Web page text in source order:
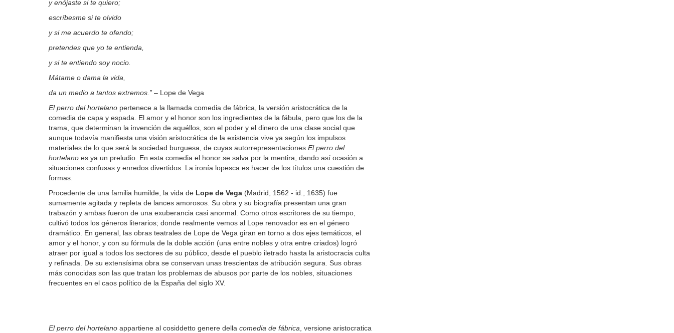
y enójaste si te quiero;
escríbesme si te olvido
y si me acuerdo te ofendo;
pretendes que yo te entienda,
y si te entiendo soy nocio.
Mátame o dama la vida,
da un medio a tantos extremos.” – Lope de Vega
El perro del hortelano pertenece a la llamada comedia de fábrica, la versión aristocrática de la
comedia de capa y espada. El amor y el honor son los ingredientes de la fábula, pero que los de la
trama, que determinan la invención de aquéllos, son el poder y el dinero de una clase social que
aunque todavía manifiesta una visión aristocrática de la existencia vive ya según los impulsos
materiales de lo que será la sociedad burguesa, de cuyas autorrepresentaciones El perro del
hortelano es ya un preludio. En esta comedia el honor se salva por la mentira, dando así ocasión a
situaciones confusas y enredos divertidos. La ironía lopesca es hacer de los títulos una cuestión de
formas.
Procedente de una familia humilde, la vida de Lope de Vega (Madrid, 1562 - id., 1635) fue
sumamente agitada y repleta de lances amorosos. Su obra y su biografía presentan una gran
trabazón y ambas fueron de una exuberancia casi anormal. Como otros escritores de su tiempo,
cultivó todos los géneros literarios; donde realmente vemos al Lope renovador es en el género
dramático. En general, las obras teatrales de Lope de Vega giran en torno a dos ejes temáticos, el
amor y el honor, y con su fórmula de la doble acción (una entre nobles y otra entre criados) logró
atraer por igual a todos los sectores de su público, desde el pueblo iletrado hasta la aristocracia culta
y refinada. De su extensísima obra se conservan unas trescientas de atribución segura. Sus obras
más conocidas son las que tratan los problemas de abusos por parte de los nobles, situaciones
frecuentes en el caos político de la España del siglo XV.
El perro del hortelano appartiene al cosiddetto genere della comedia de fábrica, versione aristocratica